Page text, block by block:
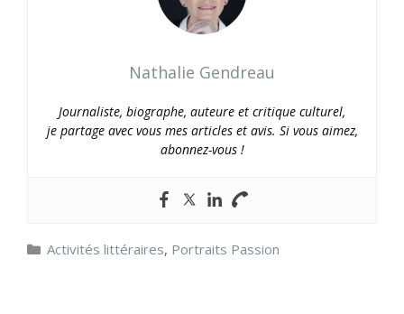
Nathalie Gendreau
Journaliste, biographe, auteure et critique culturel,
je partage avec vous mes articles et avis. Si vous aimez,
abonnez-vous !
Catégories
Activités littéraires, Portraits Passion